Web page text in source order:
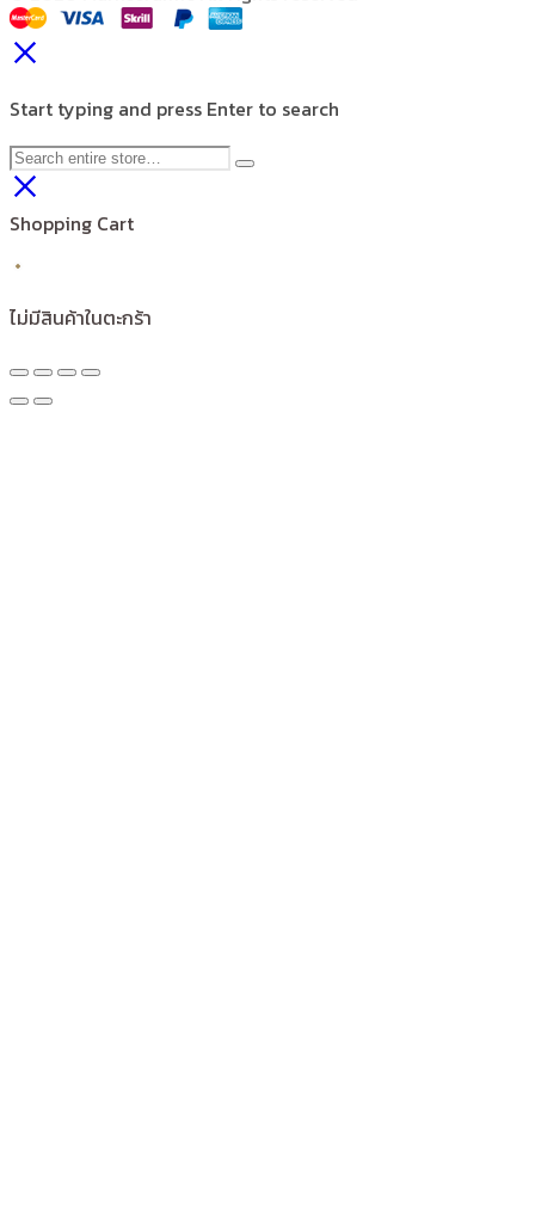
Start typing and press Enter to search
Shopping Cart
ไม่มีสินค้าในตะกร้า